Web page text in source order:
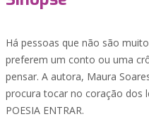
Há pessoas que não são
preferem um conto ou uma
pensar. A autora, Maura
procura tocar no coração dos
POESIA ENTRAR.